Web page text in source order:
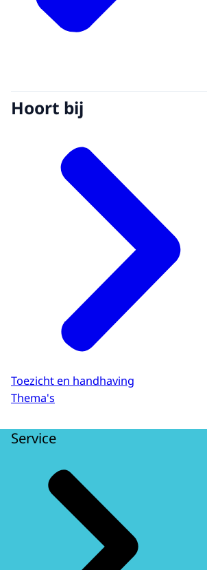
Hoort bij
Toezicht en handhaving
Thema's
Service